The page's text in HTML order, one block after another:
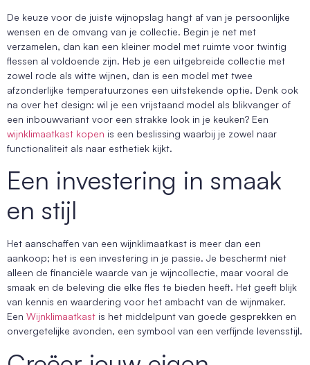
De keuze voor de juiste wijnopslag hangt af van je persoonlijke
wensen en de omvang van je collectie. Begin je net met
verzamelen, dan kan een kleiner model met ruimte voor twintig
flessen al voldoende zijn. Heb je een uitgebreide collectie met
zowel rode als witte wijnen, dan is een model met twee
afzonderlijke temperatuurzones een uitstekende optie. Denk ook
na over het design: wil je een vrijstaand model als blikvanger of
een inbouwvariant voor een strakke look in je keuken? Een
wijnklimaatkast kopen is een beslissing waarbij je zowel naar
functionaliteit als naar esthetiek kijkt.
Een investering in smaak
en stijl
Het aanschaffen van een wijnklimaatkast is meer dan een
aankoop; het is een investering in je passie. Je beschermt niet
alleen de financiële waarde van je wijncollectie, maar vooral de
smaak en de beleving die elke fles te bieden heeft. Het geeft blijk
van kennis en waardering voor het ambacht van de wijnmaker.
Een Wijnklimaatkast is het middelpunt van goede gesprekken en
onvergetelijke avonden, een symbool van een verfijnde levensstijl.